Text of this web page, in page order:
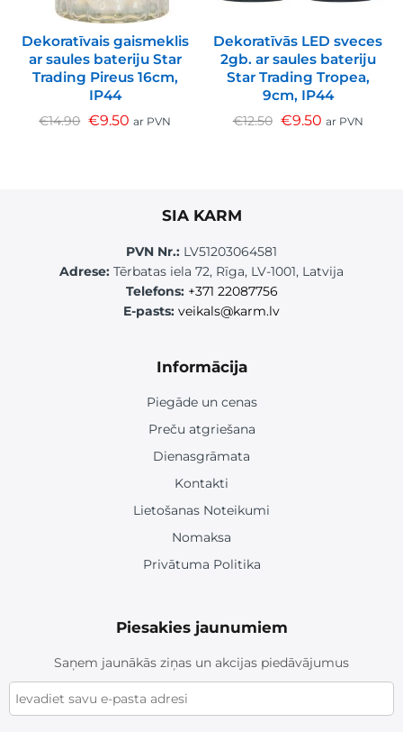
Dekoratīvais gaismeklis
ar saules bateriju Star
Trading Pireus 16cm,
IP44
€14.90 €9.50 ar PVN
Dekoratīvās LED sveces
2gb. ar saules bateriju
Star Trading Tropea,
9cm, IP44
€12.50 €9.50 ar PVN
SIA KARM
PVN Nr.: LV51203064581
Adrese: Tērbatas iela 72, Rīga, LV-1001, Latvija
Telefons: +371 22087756
E-pasts: veikals@karm.lv
Informācija
Piegāde un cenas
Preču atgriešana
Dienasgrāmata
Kontakti
Lietošanas Noteikumi
Nomaksa
Privātuma Politika
Piesakies jaunumiem
Saņem jaunākās ziņas un akcijas piedāvājumus